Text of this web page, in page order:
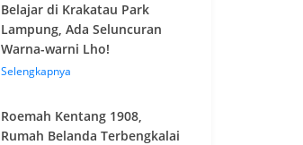
Belajar di Krakatau Park
Lampung, Ada Seluncuran
Warna-warni Lho!
Selengkapnya
Roemah Kentang 1908,
Rumah Belanda Terbengkalai